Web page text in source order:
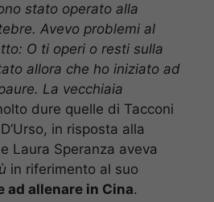
stato operato alla
Avevo problemi al
O ti operi o resti sulla
allora che ho iniziato ad
La vecchiaia
dure quelle di Tacconi
in risposta alla
Laura Speranza aveva
in riferimento al suo
ad allenare in Cina.